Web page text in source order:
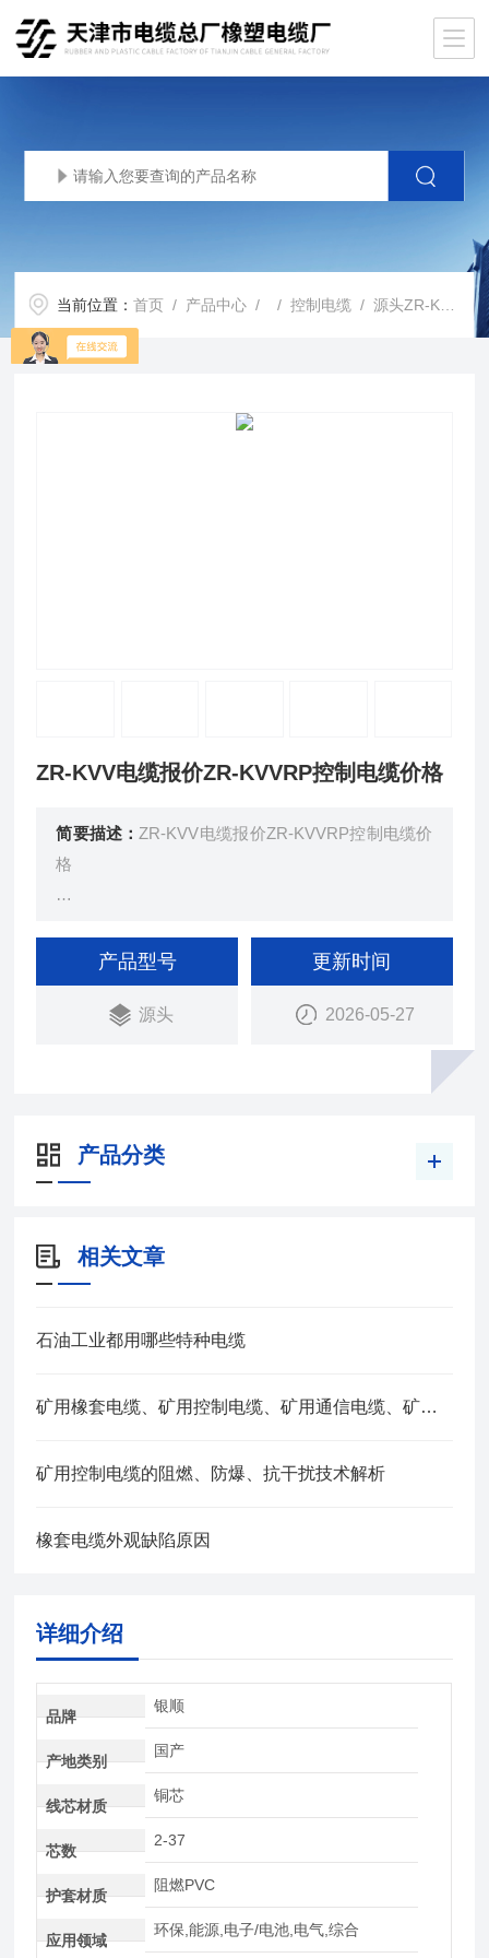
当前位置：首页 / 产品中心 / /控制电缆 / 源头ZR-KVV电缆报价ZR-KVVRP控制电缆价格
ZR-KVV电缆报价ZR-KVVRP控制电缆价格
简要描述： ZR-KVV电缆报价ZR-KVVRP控制电缆价
格
保护线路等场合。其中屏蔽型控制电缆，由于具有的
评比性能得到电厂、电站的大量使用，电缆意义敷设
在市内、电缆沟、管道、直埋、竖井等能承受较大机
产品型号
源头
更新时间
2026-05-27
产品分类
相关文章
石油工业都用哪些特种电缆
矿用橡套电缆、矿用控制电缆、矿用通信电缆、矿用电力电缆、矿用计算机电缆区别，看完不选错
矿用控制电缆的阻燃、防爆、抗干扰技术解析
橡套电缆外观缺陷原因
详细介绍
品牌
银顺
产地类别
国产
线芯材质
铜芯
芯数
2-37
护套材质
阻燃PVC
应用领域
环保,能源,电子/电池,电气,综合